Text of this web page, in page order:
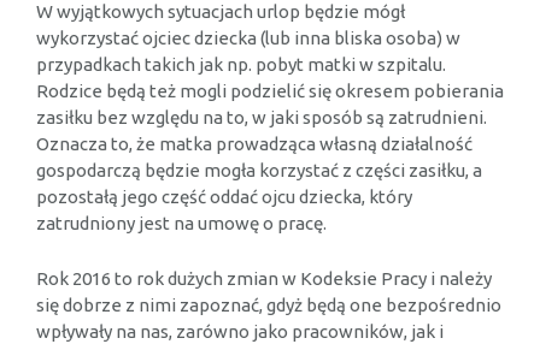
W wyjątkowych sytuacjach urlop będzie mógł
wykorzystać ojciec dziecka (lub inna bliska osoba) w
przypadkach takich jak np. pobyt matki w szpitalu.
Rodzice będą też mogli podzielić się okresem pobierania
zasiłku bez względu na to, w jaki sposób są zatrudnieni.
Oznacza to, że matka prowadząca własną działalność
gospodarczą będzie mogła korzystać z części zasiłku, a
pozostałą jego część oddać ojcu dziecka, który
zatrudniony jest na umowę o pracę.
Rok 2016 to rok dużych zmian w Kodeksie Pracy i należy
się dobrze z nimi zapoznać, gdyż będą one bezpośrednio
wpływały na nas, zarówno jako pracowników, jak i